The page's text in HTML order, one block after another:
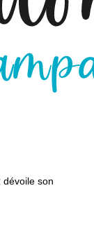
dévoile son